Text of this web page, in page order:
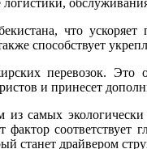
что
способствует
перевозок. Это
и принесет
из самых
соответствует
станет драйвером